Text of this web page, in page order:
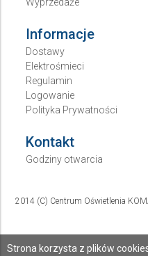
Strona korzysta z plików
Informacje
Dostawy
Elektrośmieci
Regulamin
Logowanie
Polityka Prywatności
Kontakt
Godziny otwarcia
2014 (C) Centrum Oświetlenia